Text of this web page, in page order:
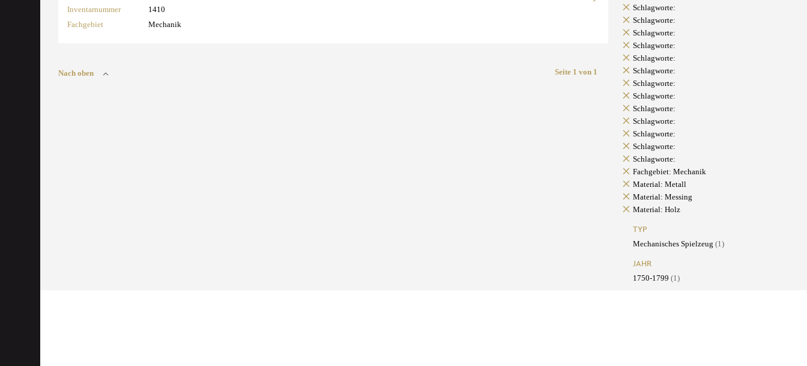
Inventarnummer
1410
Fachgebiet
Mechanik
Nach oben Seite 1 von 1
Schlagworte:
Schlagworte:
Schlagworte:
Schlagworte:
Schlagworte:
Schlagworte:
Schlagworte:
Schlagworte:
Schlagworte:
Schlagworte:
Schlagworte:
Schlagworte:
Schlagworte:
Fachgebiet: Mechanik
Material: Metall
Material: Messing
Material: Holz
TYP
Mechanisches Spielzeug (1)
JAHR
1750-1799 (1)